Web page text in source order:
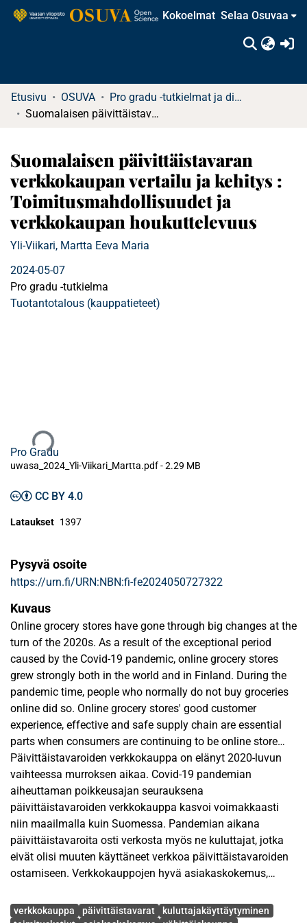
Kokoelmat Selaa Osuvaa
Etusivu OSUVA
Pro gradu -tutkielmat ja diplomityöt
Suomalaisen päivittäistavaran verkkokaupan vertailu ja kehitys : Toimitusmahdollisuudet ja verkkokaupan houkuttelevuus
Suomalaisen päivittäistavaran
verkkokaupan vertailu ja kehitys :
Toimitusmahdollisuudet ja
verkkokaupan houkuttelevuus
Yli-Viikari, Martta Eeva Maria
2024-05-07
Pro gradu -tutkielma
Tuotantotalous (kauppatieteet)
Pro Gradu
uwasa_2024_Yli-Viikari_Martta.pdf -2.29 MB
CC BY 4.0
Lataukset 1397
Pysyvä osoite
https://urn.fi/URN:NBN:fi-fe2024050727322
Kuvaus
Online grocery stores have gone through big changes at the
turn of the 2020s. As a result of the exceptional period
caused by the Covid-19 pandemic, online grocery stores
grew strongly both in the world and in Finland. During the
pandemic time, people who normally do not buy groceries
online did so. Online grocery stores' good customer
experience, effective and safe supply chain are essential
parts when consumers are continuing to be online store
customers in the post-Covid-19 pandemic.
The goal of this thesis is to analyze, compare and
categorize different kinds of online grocery stores based
on: how do online grocery stores' delivery models compare
to each other? How large range of products is available for
the customers? And how attractive online grocery stores
are for customers?
The theoretical part of the thesis is done as a literature
Päivittäistavaroiden verkkokauppa on elänyt 2020-luvun
vaihteessa murroksen aikaa. Covid-19 pandemian
aiheuttaman poikkeusajan seurauksena
päivittäistavaroiden verkkokauppa kasvoi voimakkaasti
niin maailmalla kuin Suomessa. Pandemian aikana
päivittäistavaroita osti verkosta myös ne kuluttajat, jotka
eivät olisi muuten käyttäneet verkkoa päivittäistavaroiden
ostamiseen. Verkkokauppojen hyvä asiakaskokemus,
osassa kuluttajien jatkaessa verkkokaupan asiakkaina
Avainsanat
verkkokauppa päivittäistavarat
kuluttajakäyttäytyminen